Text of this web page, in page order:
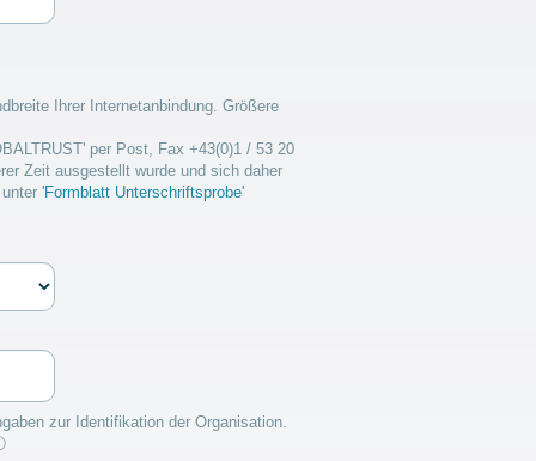
Ihrer Internetanbindung. Größere
per Post, Fax +43(0)1 / 53 20
Zeit ausgestellt wurde und sich daher
'Formblatt Unterschriftsprobe'
zur Identifikation der Organisation.